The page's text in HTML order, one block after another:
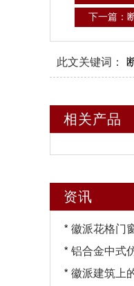
下一篇：
此文关键词：
相关产品
资讯
*
*
*